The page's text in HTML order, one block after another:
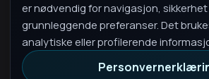
er nødvendig for navigasjon, sikkerhet
grunnleggende preferanser. Det
analytiske eller profilerende